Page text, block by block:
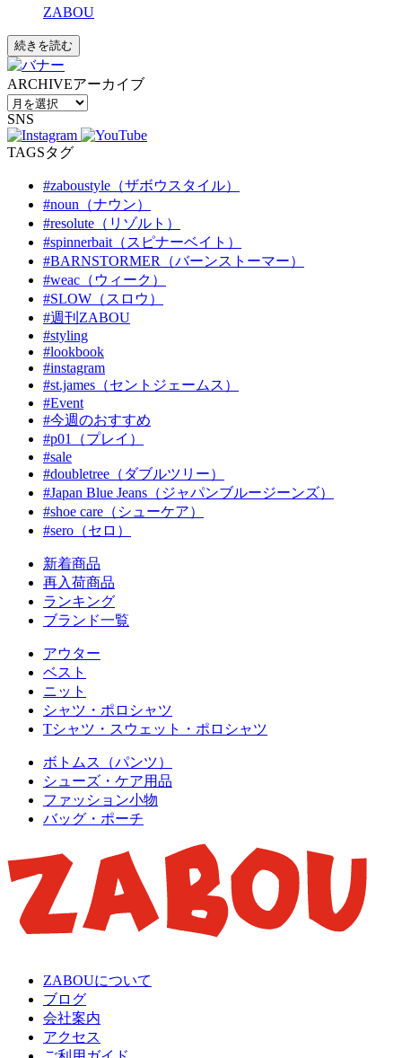
ZABOU
続きを読む
ARCHIVEアーカイブ
SNS
TAGSタグ
#zaboustyle（ザボウスタイル）
#noun（ナウン）
#resolute（リゾルト）
#spinnerbait（スピナーベイト）
#BARNSTORMER（バーンストーマー）
#weac（ウィーク）
#SLOW（スロウ）
#週刊ZABOU
#styling
#lookbook
#instagram
#st.james（セントジェームス）
#Event
#今週のおすすめ
#p01（プレイ）
#sale
#doubletree（ダブルツリー）
#Japan Blue Jeans（ジャパンブルージーンズ）
#shoe care（シューケア）
#sero（セロ）
新着商品
再入荷商品
ランキング
ブランド一覧
アウター
ベスト
ニット
シャツ・ポロシャツ
Tシャツ・スウェット・ポロシャツ
ボトムス（パンツ）
シューズ・ケア用品
ファッション小物
バッグ・ポーチ
ZABOUについて
ブログ
会社案内
アクセス